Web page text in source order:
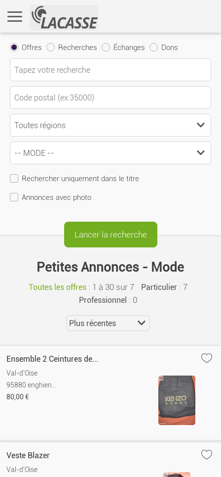
Offres Recherches Échanges Dons
Rechercher uniquement dans le titre
Annonces avec photo
Petites Annonces - Mode
Toutes les offres: 1 à 30 sur 7 Particulier: 7
Professionnel : 0
Ensemble 2 Ceintures de...
Val-d'Oise
95880 enghien...
80,00 €
Veste Blazer
Val-d'Oise